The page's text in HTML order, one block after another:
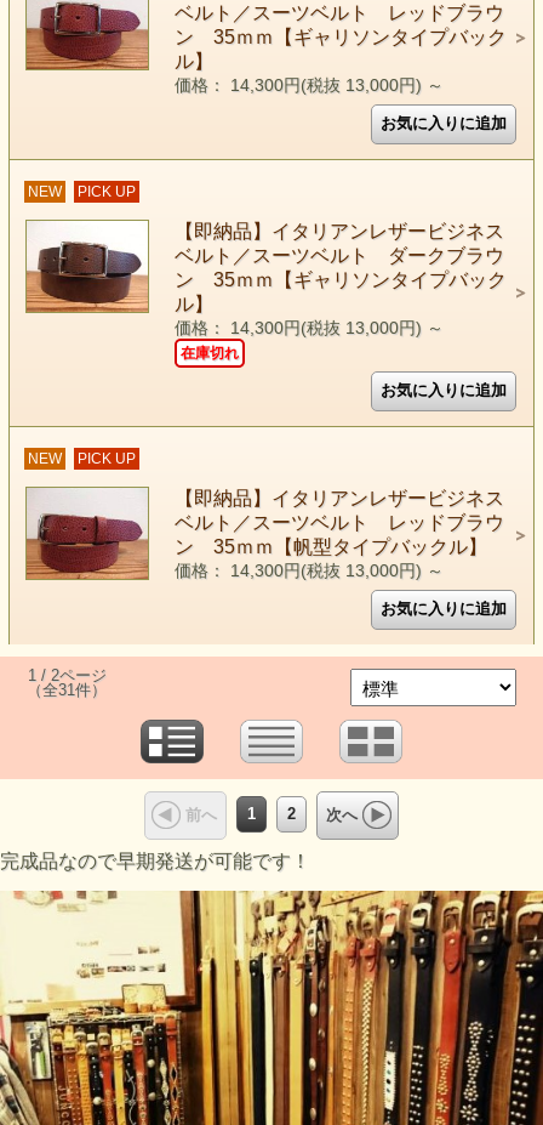
ベルト／スーツベルト レッドブラウ
ン 35ｍｍ【ギャリソンタイプバック
ル】
価格： 14,300円(税抜 13,000円) ～
NEW PICK UP
【即納品】イタリアンレザービジネス
ベルト／スーツベルト ダークブラウ
ン 35ｍｍ【ギャリソンタイプバック
ル】
価格： 14,300円(税抜 13,000円) ～
在庫切れ
NEW PICK UP
【即納品】イタリアンレザービジネス
ベルト／スーツベルト レッドブラウ
ン 35ｍｍ【帆型タイプバックル】
価格： 14,300円(税抜 13,000円) ～
1 / 2ページ
（全31件）
前へ 1 2 次へ
完成品なので早期発送が可能です！